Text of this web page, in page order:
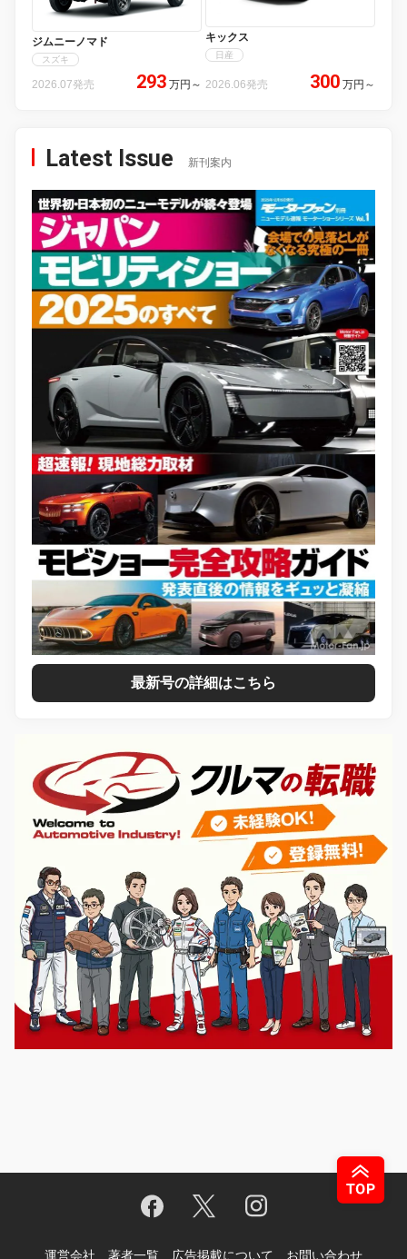
ジムニーノマド
スズキ
2026.07発売 293 万円 ～
キックス
日産
2026.06発売 300 万円 ～
Latest Issue 新刊案内
最新号の詳細はこちら
運営会社 著者一覧 広告掲載について お問い合わせ